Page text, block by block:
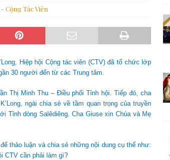
Theo Thánh ý Của Thiên
Cộng Tác Viên
Hiệp hội Cộng tác viên (CTV) đã tổ chức lớp
30 người đến từ các Trung tâm.
Thị Minh Thu – Điều phối Tỉnh hội. Tiếp đó, cha
ngài chia sẻ về tầm quan trọng của truyền
Tỉnh dòng Salêdiêng. Cha Giuse xin Chúa và Mẹ
thảo luận và chia sẻ những nội dung cụ thể như:
CTV cần phải làm gì?